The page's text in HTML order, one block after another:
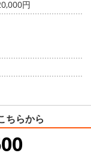
円
ちらから